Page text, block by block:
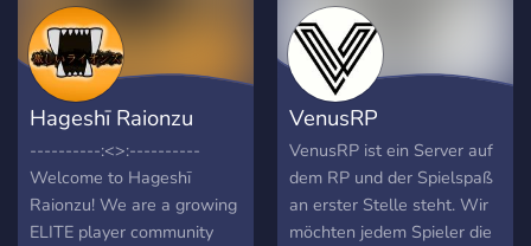
Hageshī Raionzu
----------:<>:----------
Welcome to Hageshī
Raionzu! We are a growing
ELITE player community
VenusRP
VenusRP ist ein Server auf
dem RP und der Spielspaß
an erster Stelle steht. Wir
möchten jedem Spieler die